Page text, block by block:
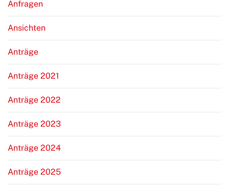
Anfragen
Ansichten
Anträge
Anträge 2021
Anträge 2022
Anträge 2023
Anträge 2024
Anträge 2025